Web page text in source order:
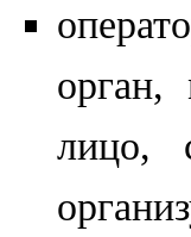
орган,
лицо,